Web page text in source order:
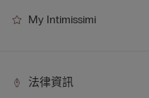
My Intimissimi
法律資訊